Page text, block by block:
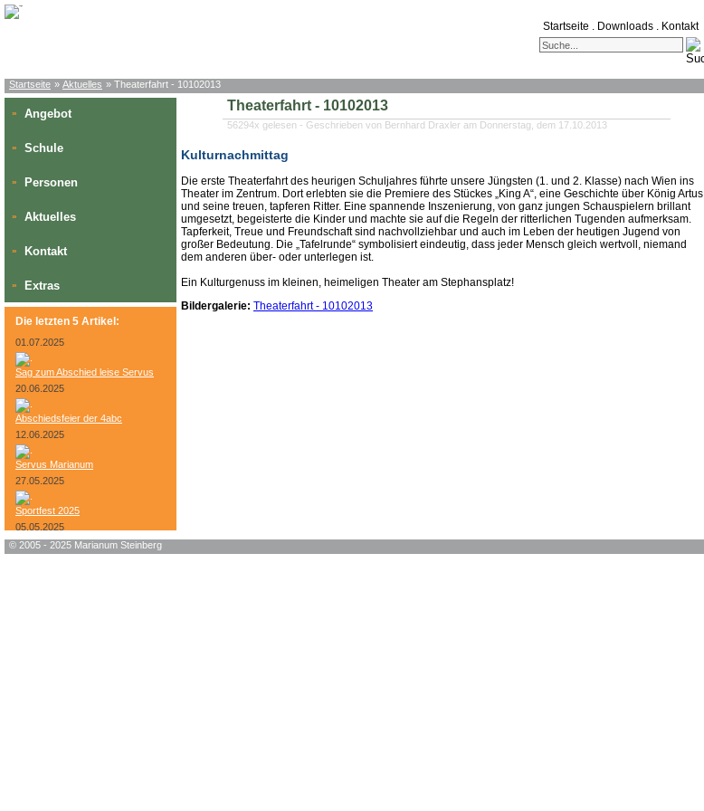
Startseite . Downloads . Kontakt
Startseite » Aktuelles » Theaterfahrt - 10102013
» Angebot
» Schule
» Personen
» Aktuelles
» Kontakt
» Extras
Die letzten 5 Artikel:
01.07.2025
Sag zum Abschied leise Servus
20.06.2025
Abschiedsfeier der 4abc
12.06.2025
Servus Marianum
27.05.2025
Sportfest 2025
05.05.2025
Bundesheer-Tag
Theaterfahrt - 10102013
56294x gelesen - Geschrieben von Bernhard Draxler am Donnerstag, dem 17.10.2013
Kulturnachmittag
Die erste Theaterfahrt des heurigen Schuljahres führte unsere Jüngsten (1. und 2. Klasse) nach Wien ins
Theater im Zentrum. Dort erlebten sie die Premiere des Stückes „King A“, eine Geschichte über König Artus
und seine treuen, tapferen Ritter. Eine spannende Inszenierung, von ganz jungen Schauspielern brillant
umgesetzt, begeisterte die Kinder und machte sie auf die Regeln der ritterlichen Tugenden aufmerksam.
Tapferkeit, Treue und Freundschaft sind nachvollziehbar und auch im Leben der heutigen Jugend von
großer Bedeutung. Die „Tafelrunde“ symbolisiert eindeutig, dass jeder Mensch gleich wertvoll, niemand
dem anderen über- oder unterlegen ist.
Ein Kulturgenuss im kleinen, heimeligen Theater am Stephansplatz!
Bildergalerie: Theaterfahrt - 10102013
© 2005 - 2025 Marianum Steinberg